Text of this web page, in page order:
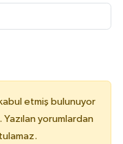
kabul etmiş bulunuyor
yorumlardan